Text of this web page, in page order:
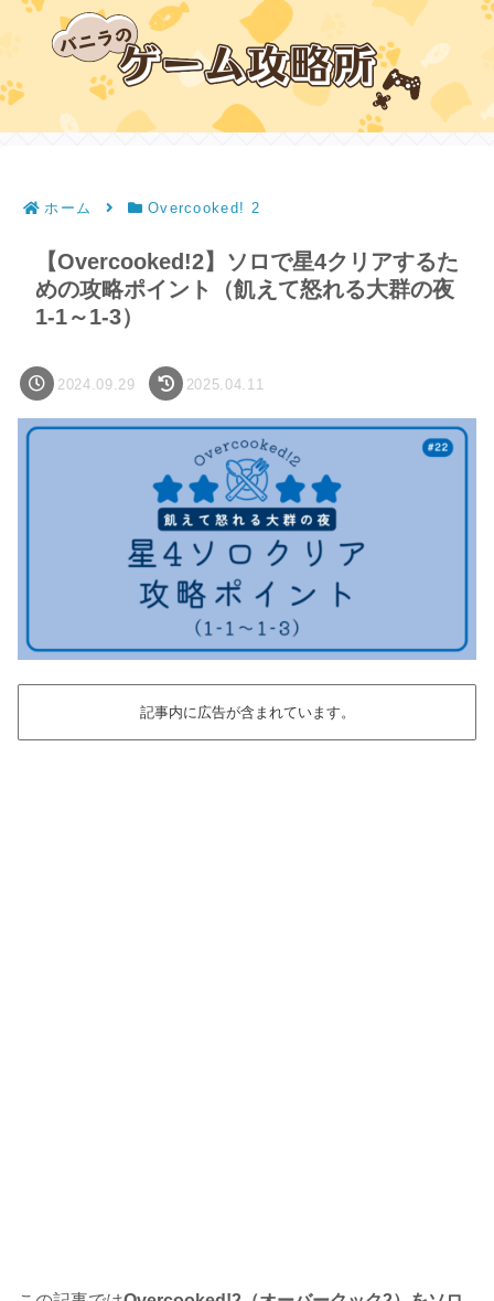
ホーム Overcooked! 2
【Overcooked!2】ソロで星4クリアするた
めの攻略ポイント（飢えて怒れる大群の夜
1-1～1-3）
2024.09.29 2025.04.11
記事内に広告が含まれています。